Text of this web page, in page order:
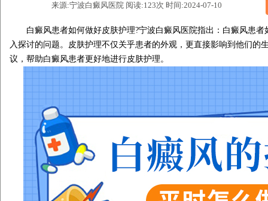
来源:宁波白癜风医院 阅读:123次 时间:2024-07-10
白癜风患者如何做好皮肤护理?宁波白癜风医院指出：白癜风患者
入探讨的问题。皮肤护理不仅关乎患者的外观，更直接影响到他们的
议，帮助白癜风患者更好地进行皮肤护理。